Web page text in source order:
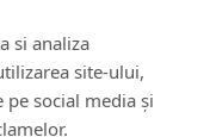
si analiza
site-ului,
social media și